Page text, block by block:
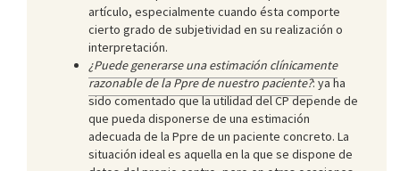
artículo, especialmente cuando ésta comporte
cierto grado de subjetividad en su realización o
interpretación.
¿Puede generarse una estimación clínicamente
razonable de la Ppre de nuestro paciente?: ya ha
sido comentado que la utilidad del CP depende de
que pueda disponerse de una estimación
adecuada de la Ppre de un paciente concreto. La
situación ideal es aquella en la que se dispone de